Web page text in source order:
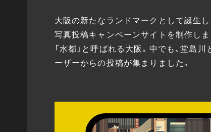
大阪の新たなランドマークとして誕生
写真投稿キャンペーンサイトを制作しま
「水都」と呼ばれる大阪。中でも、堂島
ーザーからの投稿が集まりました。